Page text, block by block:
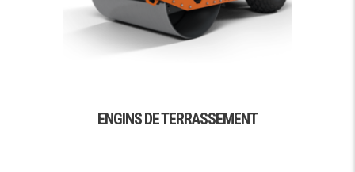
ENGINS DE TERRASSEMENT